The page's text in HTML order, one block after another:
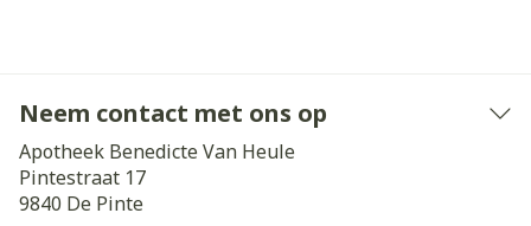
Neem contact met ons op
Apotheek Benedicte Van Heule
Pintestraat 17
9840 De Pinte